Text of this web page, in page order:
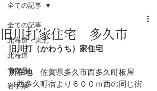
全ての記事
北海道・東北
北海道
青森県
岩手県
全ての記事
旧川打家住宅 多久市
旧川打（かわうち）家住宅
所在地 佐賀県多久市西多久町板屋
（西多久町宿より６００ｍ西の同じ街